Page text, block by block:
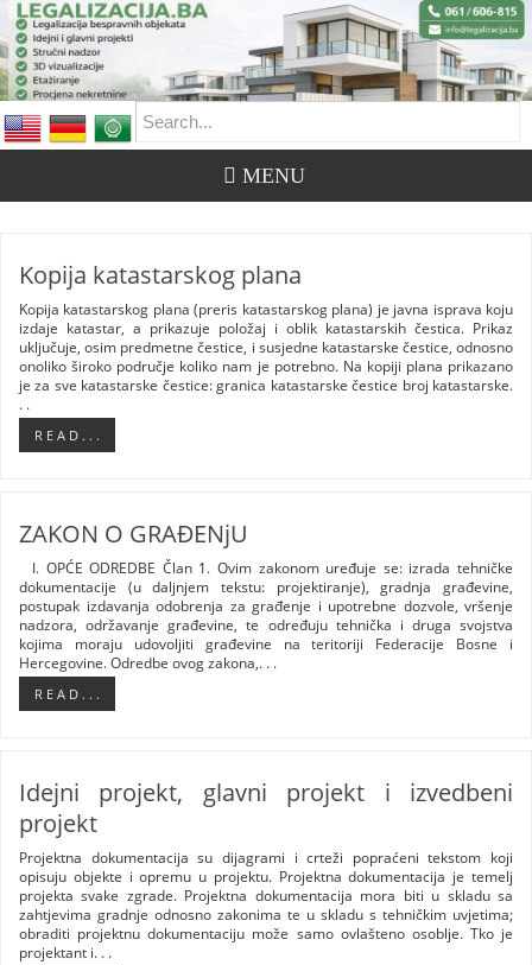
Kopija katastarskog plana
Kopija katastarskog plana (preris katastarskog plana) je javna isprava koju
izdaje katastar, a prikazuje položaj i oblik katastarskih čestica. Prikaz
uključuje, osim predmetne čestice, i susjedne katastarske čestice, odnosno
onoliko široko područje koliko nam je potrebno. Na kopiji plana prikazano
je za sve katastarske čestice: granica katastarske čestice broj katastarske.
. .
R E A D . . .
ZAKON O GRAĐENjU
I. OPĆE ODREDBE Član 1. Ovim zakonom uređuje se: izrada tehničke
dokumentacije (u daljnjem tekstu: projektiranje), gradnja građevine,
postupak izdavanja odobrenja za građenje i upotrebne dozvole, vršenje
nadzora, održavanje građevine, te određuju tehnička i druga svojstva
kojima moraju udovoljiti građevine na teritoriji Federacije Bosne i
Hercegovine. Odredbe ovog zakona,. . .
R E A D . . .
Idejni projekt, glavni projekt i izvedbeni
projekt
Projektna dokumentacija su dijagrami i crteži popraćeni tekstom koji
opisuju objekte i opremu u projektu. Projektna dokumentacija je temelj
projekta svake zgrade. Projektna dokumentacija mora biti u skladu sa
zahtjevima gradnje odnosno zakonima te u skladu s tehničkim uvjetima;
obraditi projektnu dokumentaciju može samo ovlašteno osoblje. Tko je
projektant i. . .